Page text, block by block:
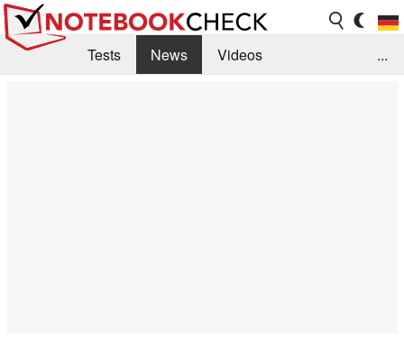
Tests News
Videos
...